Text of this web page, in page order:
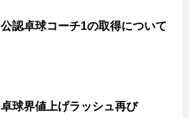
公認卓球コーチ1の取得について
卓球界値上げラッシュ再び